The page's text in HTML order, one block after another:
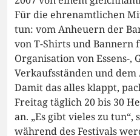
Für die ehrenamtlichen
tun: vom Anheuern der
von T-Shirts und Bannern
Organisation von Essens-,
Verkaufsständen und
Damit das alles klappt,
Freitag täglich 20 bis 30
an. „Es gibt vieles zu tun“,
während des Festivals